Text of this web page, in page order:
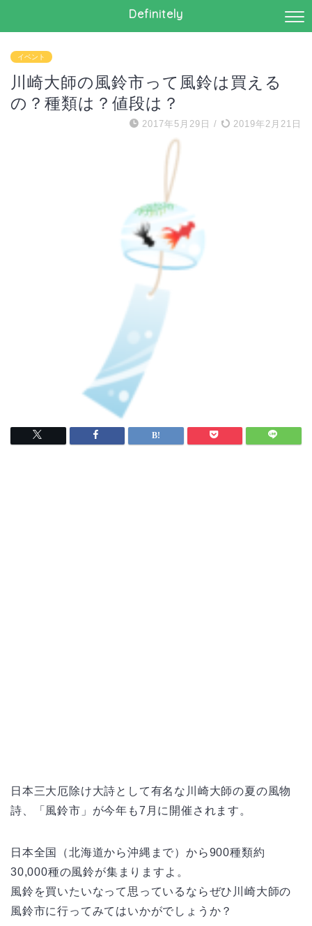
Definitely
イベント
川崎大師の風鈴市って風鈴は買える
の？種類は？値段は？
2017年5月29日 / 2019年2月21日
日本三大厄除け大詩として有名な川崎大師の夏の風物
詩、「風鈴市」が今年も7月に開催されます。
日本全国（北海道から沖縄まで）から900種類約
30,000種の風鈴が集まりますよ。
風鈴を買いたいなって思っているならぜひ川崎大師の
風鈴市に行ってみてはいかがでしょうか？